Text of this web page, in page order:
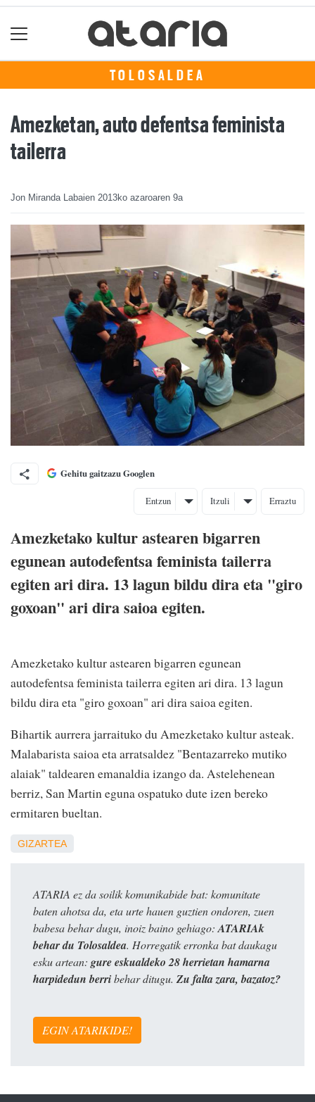
TOLOSALDEA
Amezketan, auto defentsa feminista
tailerra
Jon Miranda Labaien 2013ko azaroaren 9a
Gehitu gaitzazu Googlen
Entzun Itzuli Erraztu
Amezketako kultur astearen bigarren
egunean autodefentsa feminista tailerra
egiten ari dira. 13 lagun bildu dira eta "giro
goxoan" ari dira saioa egiten.
Amezketako kultur astearen bigarren egunean
autodefentsa feminista tailerra egiten ari dira. 13 lagun
bildu dira eta "giro goxoan" ari dira saioa egiten.
Bihartik aurrera jarraituko du Amezketako kultur asteak.
Malabarista saioa eta arratsaldez "Bentazarreko mutiko
alaiak" taldearen emanaldia izango da. Astelehenean
berriz, San Martin eguna ospatuko dute izen bereko
ermitaren bueltan.
GIZARTEA
ATARIA ez da soilik komunikabide bat: komunitate
baten ahotsa da, eta urte hauen guztien ondoren, zuen
babesa behar dugu, inoiz baino gehiago: ATARIAk
behar du Tolosaldea. Horregatik erronka bat daukagu
esku artean: gure eskualdeko 28 herrietan hamarna
harpidedun berribehar ditugu. Zu falta zara, bazatoz?
EGIN ATARIKIDE!